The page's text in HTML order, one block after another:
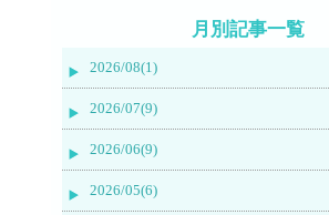
月別記事一覧
2026/08(1)
2026/07(9)
2026/06(9)
2026/05(6)